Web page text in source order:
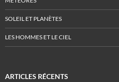
SOLEIL ET PLANÈTES
LES HOMMES ET LE CIEL
ARTICLES RÉCENTS